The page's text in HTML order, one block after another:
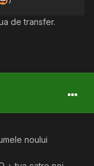
de transfer.
noului